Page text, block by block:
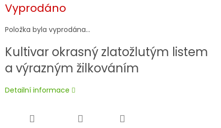
cena:
Vyprodáno
Položka byla vyprodána…
Kultivar okrasný zlatožlutým listem
a výrazným žilkováním
Detailní informace